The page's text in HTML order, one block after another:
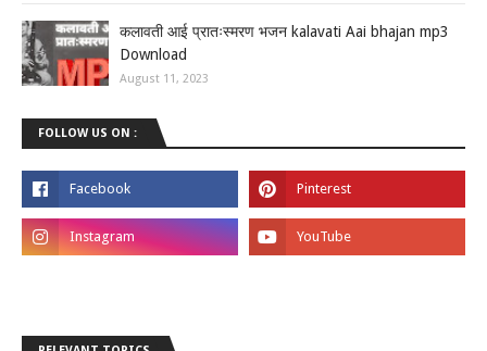
कलावती आई प्रातःस्मरण भजन kalavati Aai bhajan mp3
Download
August 11, 2023
FOLLOW US ON :